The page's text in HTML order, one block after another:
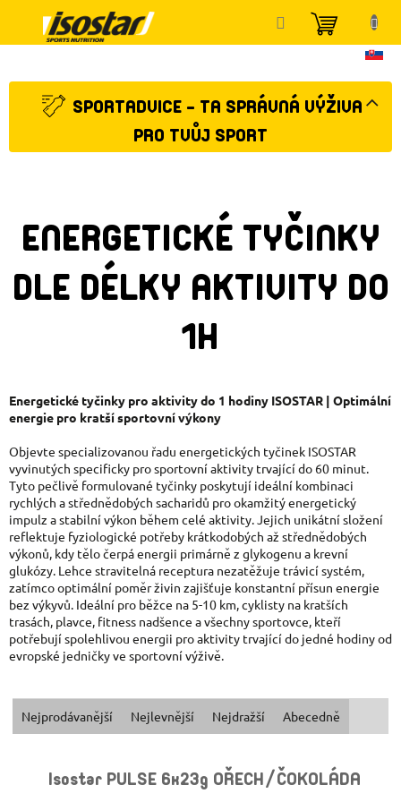
obsah
KOŠÍK
SPORTADVICE - TA SPRÁVNÁ VÝŽIVA
PRO TVŮJ SPORT
ENERGETICKÉ TYČINKY
DLE DÉLKY AKTIVITY DO
1H
Energetické tyčinky pro aktivity do 1 hodiny ISOSTAR | Optimální
energie pro kratší sportovní výkony
Objevte specializovanou řadu energetických tyčinek ISOSTAR
vyvinutých specificky pro sportovní aktivity trvající do 60 minut.
Tyto pečlivě formulované tyčinky poskytují ideální kombinaci
rychlých a střednědobých sacharidů pro okamžitý energetický
impulz a stabilní výkon během celé aktivity. Jejich unikátní složení
reflektuje fyziologické potřeby krátkodobých až střednědobých
výkonů, kdy tělo čerpá energii primárně z glykogenu a krevní
glukózy. Lehce stravitelná receptura nezatěžuje trávicí systém,
zatímco optimální poměr živin zajišťuje konstantní přísun energie
bez výkyvů. Ideální pro běžce na 5-10 km, cyklisty na kratších
trasách, plavce, fitness nadšence a všechny sportovce, kteří
potřebují spolehlivou energii pro aktivity trvající do jedné hodiny od
evropské jedničky ve sportovní výživě.
Ř
Nejprodávanější Nejlevnější Nejdražší Abecedně
Isostar PULSE 6x23g OŘECH/ČOKOLÁDA